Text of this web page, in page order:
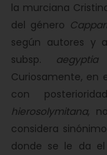
la murciana
del género
según autores y
subsp.
aegyptia
Curiosamente, en
con
hierosolymitana,
considera
donde se le da